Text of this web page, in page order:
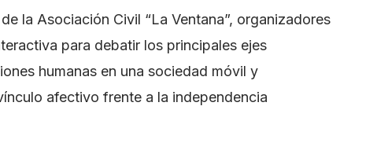
la Asociación Civil “La Ventana”, organizadores
para debatir los principales ejes
humanas en una sociedad móvil y
afectivo frente a la independencia